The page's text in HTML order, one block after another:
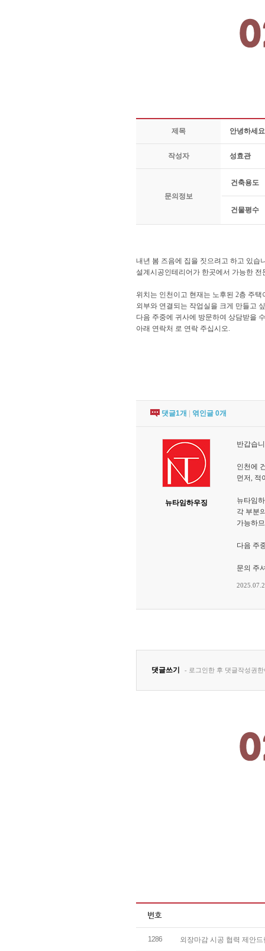
제목 안녕하세
작성자 성효관
문의정보
건축용도
건물평수
내년 봄 즈음에 집을 짓으려고 하고 있습
설계시공인테리어가 한곳에서 가능한
위치는 인천이고 현재는 노후된 2층 주
외부와 연결되는 작업실을 크게 만들고
다음 주중에 귀사에 방문하여 상담받을
아래 연락처 로 연락 주십시오.
댓글1개 엮인글 0개
1286 외장마감 시공 협력 제안